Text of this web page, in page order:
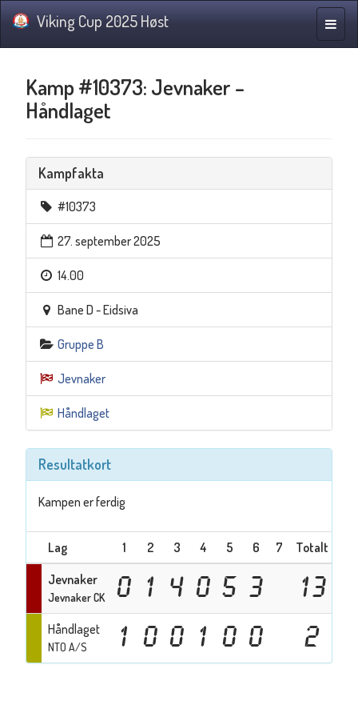
Viking Cup 2025 Høst
Kamp #10373: Jevnaker –
Håndlaget
Kampfakta
#10373
27. september 2025
14.00
Bane D - Eidsiva
Gruppe B
Jevnaker
Håndlaget
Resultatkort
Kampen er ferdig
Lag 1 2 3 4 5 6 7
Totalt
Jevnaker
Jevnaker CK 0 1 4 0 5 3 13
Håndlaget
NTO A/S 1 0 0 1 0 0 2